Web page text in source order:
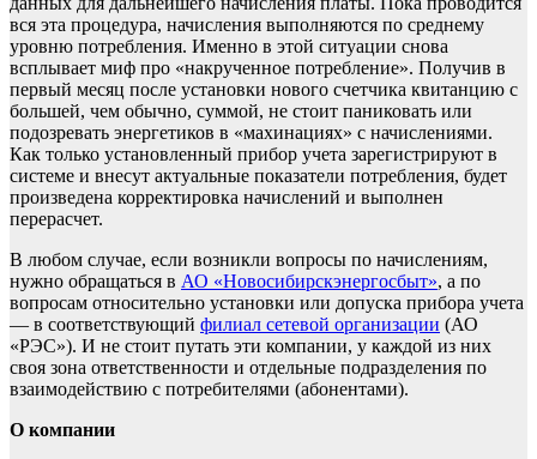
вся эта процедура, начисления выполняются по среднему
уровню потребления. Именно в этой ситуации снова
всплывает миф про «накрученное потребление». Получив в
первый месяц после установки нового счетчика квитанцию с
большей, чем обычно, суммой, не стоит паниковать или
подозревать энергетиков в «махинациях» с начислениями.
Как только установленный прибор учета зарегистрируют в
системе и внесут актуальные показатели потребления, будет
произведена корректировка начислений и выполнен
перерасчет.
В любом случае, если возникли вопросы по начислениям,
нужно обращаться в АО «Новосибирскэнергосбыт», а по
вопросам относительно установки или допуска прибора учета
— в соответствующий филиал сетевой организации (АО
«РЭС»). И не стоит путать эти компании, у каждой из них
своя зона ответственности и отдельные подразделения по
взаимодействию с потребителями (абонентами).
О компании